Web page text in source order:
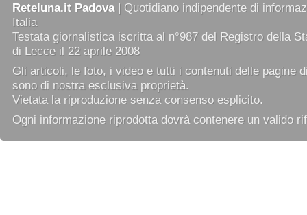
Reteluna.it Padova| Quotidiano indipendente di
Italia
Testata giornalistica iscritta al n°987 del Registro della
di Lecce il 22 aprile 2008
Gli articoli, le foto, i video e tutti i contenuti delle pagine
sono di nostra esclusiva proprietà.
Vietata la riproduzione senza consenso esplicito.
Ogni informazione riprodotta dovrà contenere un valido